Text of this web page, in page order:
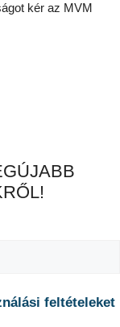
kér az MVM
feltételeket